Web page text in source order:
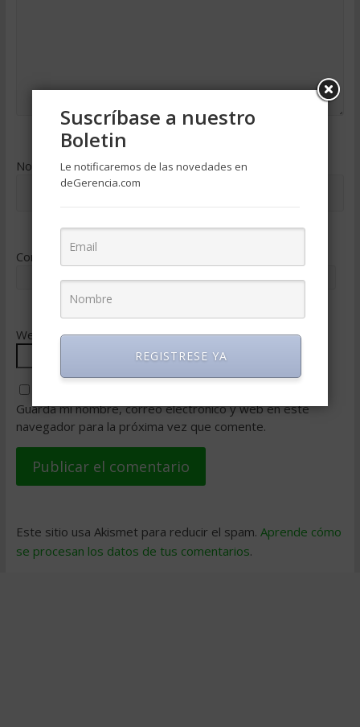
Nombre*
Correo electrónico
Web
Guarda mi nombre, correo electrónico y web en este
navegador para la próxima vez que comente.
Este sitio usa Akismet para reducir el spam. Aprende cómo
se procesan los datos de tus comentarios.
Suscríbase a nuestro
Boletin
Le notificaremos de las novedades en
deGerencia.com
REGISTRESE YA